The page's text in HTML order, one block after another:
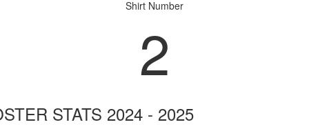
Shirt Number
2
STATS 2024 - 2025